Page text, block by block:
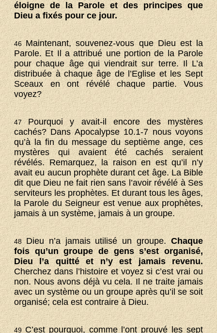
éloigne de la Parole et des principes que
Dieu a fixés pour ce jour.
46Maintenant, souvenez-vous que Dieu est la
Parole. Et Il a attribué une portion de la Parole
pour chaque âge qui viendrait sur terre. Il L’a
distribuée à chaque âge de l’Eglise et les Sept
Sceaux en ont révélé chaque partie. Vous
voyez?
47Pourquoi y avait-il encore des mystères
cachés? Dans Apocalypse 10.1-7 nous voyons
qu’à la fin du message du septième ange, ces
mystères qui avaient été cachés seraient
révélés. Remarquez, la raison en est qu’il n’y
avait eu aucun prophète durant cet âge. La Bible
dit que Dieu ne fait rien sans l’avoir révélé à Ses
serviteurs les prophètes. Et durant tous les âges,
la Parole du Seigneur est venue aux prophètes,
jamais à un système, jamais à un groupe.
48Dieu n’a jamais utilisé un groupe.Chaque
fois qu’un groupe de gens s’est organisé,
Dieu l’a quitté et n’y est jamais revenu.
Cherchez dans l’histoire et voyez si c’est vrai ou
non. Nous avons déjà vu cela. Il ne traite jamais
avec un système ou un groupe après qu’il se soit
organisé; cela est contraire à Dieu.
49C’est pourquoi, comme l’ont prouvé les sept